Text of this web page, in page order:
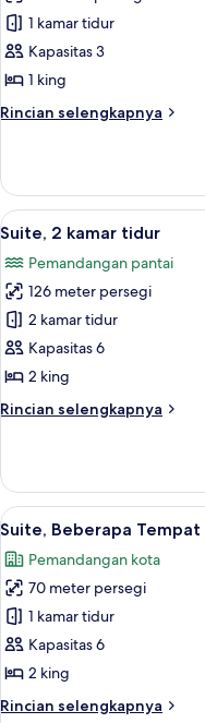
Mobility
Bathtub
Tempat
Tidur
King,
akses
pemandangan
samudra
(Bathtub)
1 kamar tidur
Kapasitas 3
1 king
Rincian selengkapnya
Rincian
Suite,
Tempat
King,
akses
difabel,
pemandangan
samudra
(Bathtub)
Lihat
semua
foto
untuk
Suite,
2
kamar
7
Suite, 2 kamar tidur
Pemandangan pantai
126 meter persegi
2 kamar tidur
Kapasitas 6
2 king
Rincian selengkapnya
Rincian
Suite,
kamar
Lihat
semua
foto
untuk
Suite,
Beberapa
Tempat
7
Suite, Beberapa Tempat
Pemandangan kota
70 meter persegi
1 kamar tidur
Kapasitas 6
2 king
Rincian selengkapnya
Rincian